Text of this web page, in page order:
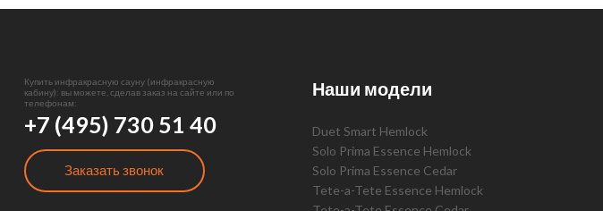
Купить инфракрасную сауну (инфракрасную
кабину): вы можете, сделав заказ на сайте или по
телефонам:
+7 (495) 730 51 40
Заказать звонок
Наши модели
Duet Smart Hemlock
Solo Prima Essence Hemlock
Solo Prima Essence Cedar
Tete-a-Tete Essence Hemlock